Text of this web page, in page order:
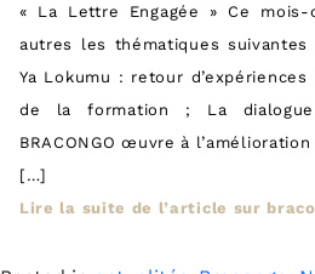
« La Lettre Engagée » Ce
autres les thématiques suivantes
Ya Lokumu : retour
de la formation ; La
BRACONGO œuvre à
[…]
Lire la suite de l’article sur